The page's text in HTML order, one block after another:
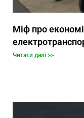
Міф про
Читати далі >>